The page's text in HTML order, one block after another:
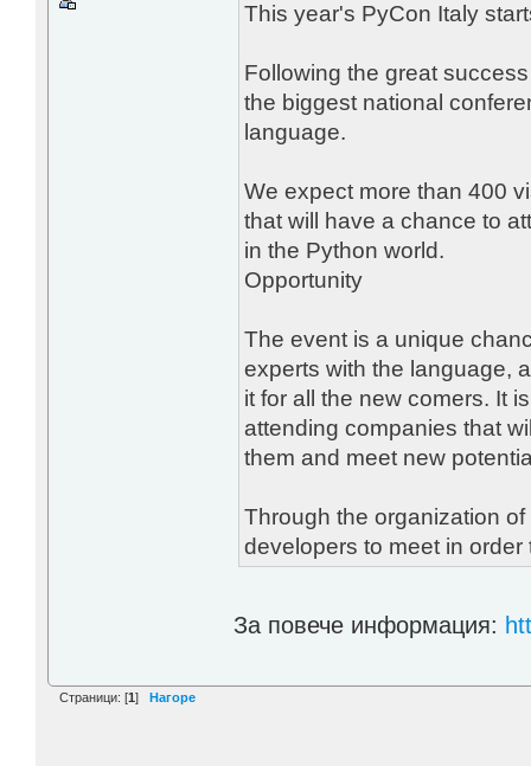
This year's PyCon Italy
Following the great
the biggest national
language.
We expect more than 400
that will have a chance to
in the Python world.
Opportunity
The event is a unique
experts with the language,
it for all the new comers. It
attending companies that
them and meet new
Through the organization
developers to meet in
За повече информация:
Страници: [1] Нагоре